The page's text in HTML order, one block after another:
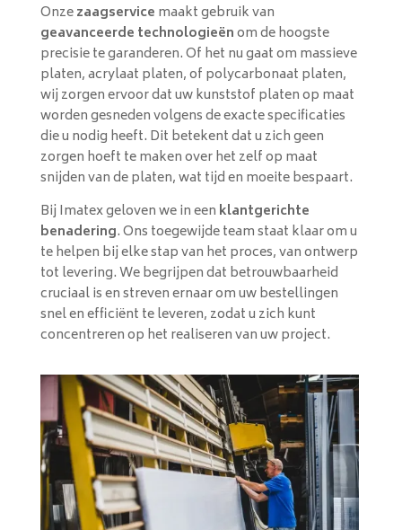
Onzezaagservice maakt gebruik van
geavanceerde technologieënom de hoogste
precisie te garanderen. Of het nu gaat om massieve
platen, acrylaat platen, of polycarbonaat platen,
wij zorgen ervoor dat uw kunststof platen op maat
worden gesneden volgens de exacte specificaties
die u nodig heeft. Dit betekent dat u zich geen
zorgen hoeft te maken over het zelf op maat
snijden van de platen, wat tijd en moeite bespaart.
Bij Imatex geloven we in een klantgerichte
benadering. Ons toegewijde team staat klaar om u
te helpen bij elke stap van het proces, van ontwerp
tot levering. We begrijpen dat betrouwbaarheid
cruciaal is en streven ernaar om uw bestellingen
snel en efficiënt te leveren, zodat u zich kunt
concentreren op het realiseren van uw project.